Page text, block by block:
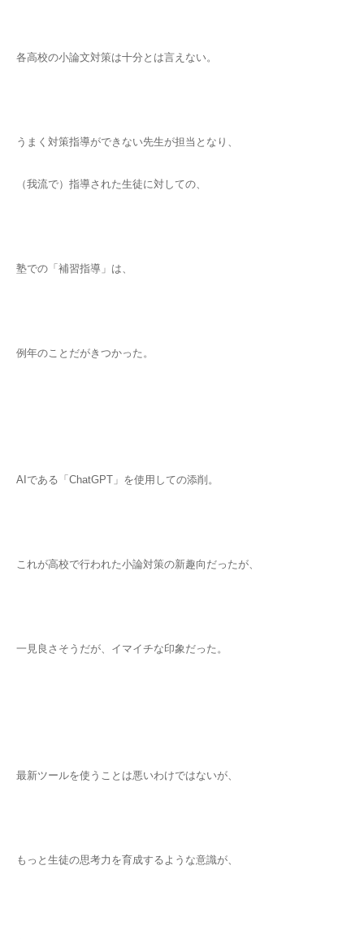
各高校の小論文対策は十分とは言えない。
うまく対策指導ができない先生が担当となり、
（我流で）指導された生徒に対しての、
塾での「補習指導」は、
例年のことだがきつかった。
AIである「ChatGPT」を使用しての添削。
これが高校で行われた小論対策の新趣向だったが、
一見良さそうだが、イマイチな印象だった。
最新ツールを使うことは悪いわけではないが、
もっと生徒の思考力を育成するような意識が、